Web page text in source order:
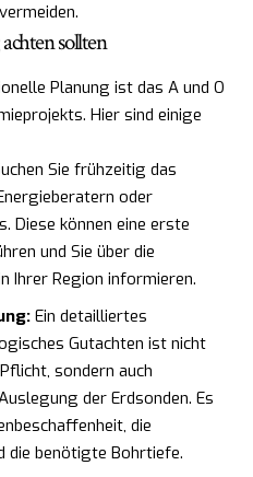
sollten
Planung ist das A und O
Hier sind einige
Sie frühzeitig das
oder
Diese können eine erste
und Sie über die
Ihrer Region informieren.
Ein detailliertes
Gutachten ist nicht
sondern auch
der Erdsonden. Es
die
die benötigte Bohrtiefe.